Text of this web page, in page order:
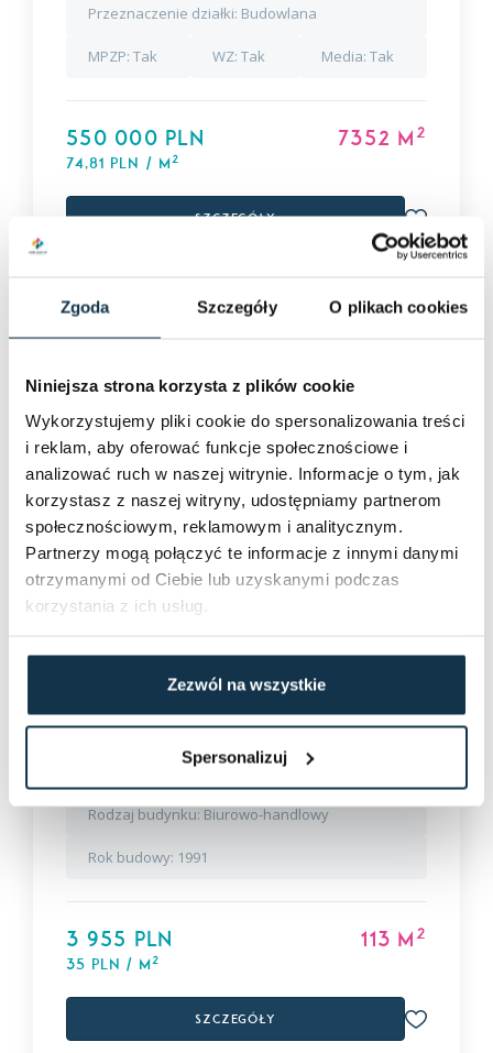
Zgoda Szczegóły O plikach cookies
Niniejsza strona korzysta z plików cookie
Wykorzystujemy pliki cookie do spersonalizowania treści
i reklam, aby oferować funkcje społecznościowe i
analizować ruch w naszej witrynie. Informacje o tym, jak
korzystasz z naszej witryny, udostępniamy partnerom
społecznościowym, reklamowym i analitycznym.
Partnerzy mogą połączyć te informacje z innymi danymi
otrzymanymi od Ciebie lub uzyskanymi podczas
korzystania z ich usług.
Zezwól na wszystkie
Spersonalizuj
Przeznaczenie działki: Budowlana
MPZP: Tak WZ:Tak Media: Tak
550 000 PLN
74,81 PLN / m2
7352 m2
Szczegóły
Olsztyn, Lubelska, lokal 7 pok. 113
Olsztyn, ul. Lubelska
Przeznaczenie (obiekt): Biurowe
Rodzaj budynku: Biurowo-handlowy
Rok budowy: 1991
3 955 PLN
35 PLN / m2
113 m2
Szczegóły